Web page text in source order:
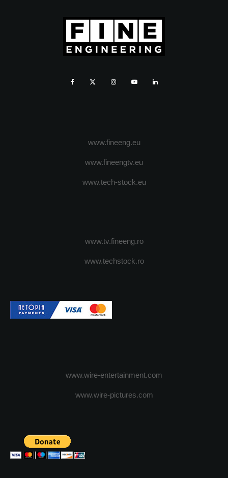
www.fineeng.eu
www.fineengtv.eu
www.tech-stock.eu
www.tv.fineeng.ro
www.techstock.ro
www.wire-entertainment.com
www.wire-pictures.com